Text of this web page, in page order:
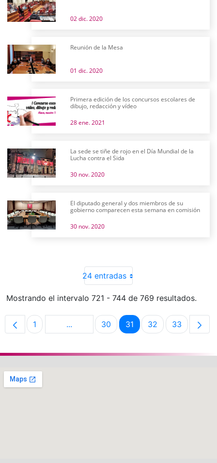
02 dic. 2020
Reunión de la Mesa
01 dic. 2020
Primera edición de los concursos escolares de
dibujo, redacción y vídeo
28 ene. 2021
La sede se tiñe de rojo en el Día Mundial de la
Lucha contra el Sida
30 nov. 2020
El diputado general y dos miembros de su
gobierno comparecen esta semana en comisión
30 nov. 2020
24 entradas
Mostrando el intervalo 721 - 744 de 769 resultados.
Página
1 ...Páginas intermedias Use TAB para
Página
30 Página
31 Página
32 Página
33